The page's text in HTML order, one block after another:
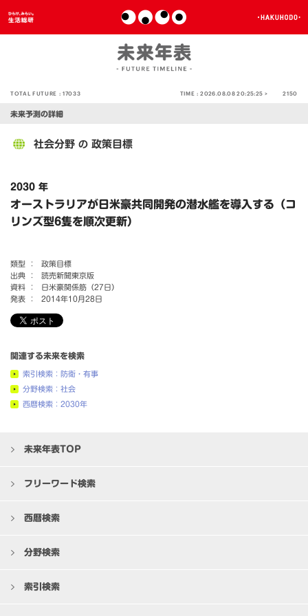
TOTAL FUTURE :17033 TIME :2026.08.08 20:25:25 > 2150
未来予測の詳細
社会分野 の 政策目標
2030 年
オーストラリアが日米豪共同開発の潜水艦を導入する（コ
リンズ型6隻を順次更新）
類型 ：
政策目標
出典 ：
読売新聞東京版
資料 ：
日米豪関係筋（27日）
発表 ：
2014年10月28日
関連する未来を検索
索引検索：防衛・有事
分野検索：社会
西暦検索：2030年
未来年表TOP
フリーワード検索
西暦検索
分野検索
索引検索